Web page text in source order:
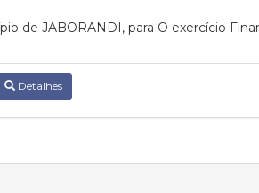
de JABORANDI, para O exercício
Detalhes